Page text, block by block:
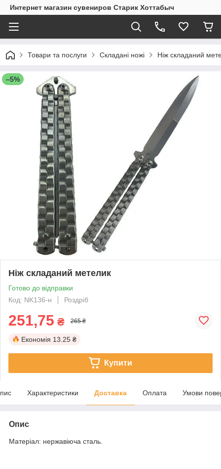
Интернет магазин сувениров Старик Хоттабыч
Товари та послуги Складані ножі Ніж складаний
–5%
Ніж складаний метелик
Готово до відправки
Код: NK136-н
Роздріб
251,75 ₴ 265 ₴
Економія 13.25 ₴
Купити
Характеристики Доставка Оплата Умови
Опис
Матеріал: нержавіюча сталь.